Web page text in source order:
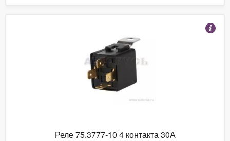
Реле 75.3777-10 4 контакта 30А